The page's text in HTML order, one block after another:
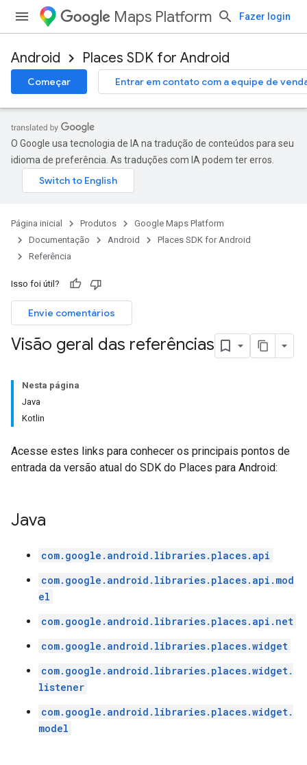
Maps Platform Fazer login
Android Places SDK for Android
Começar Entrar em contato com a equipe de
O Google usa tecnologia de IA na tradução de conteúdos para seu
idioma de preferência. As traduções com IA podem ter erros.
Página inicial Produtos
Google Maps Platform
Documentação
Android
Places SDK for Android
Referência
Isso foi útil?
Envie comentários
Visão geral das referências
Nesta página
Java
Kotlin
Acesse estes links para conhecer os principais pontos de
entrada da versão atual do SDK do Places para Android:
Java
com.google.android.libraries.places.api
com.google.android.libraries.places.api.mod
el
com.google.android.libraries.places.api.net
com.google.android.libraries.places.widget
com.google.android.libraries.places.widget.
listener
com.google.android.libraries.places.widget.
model